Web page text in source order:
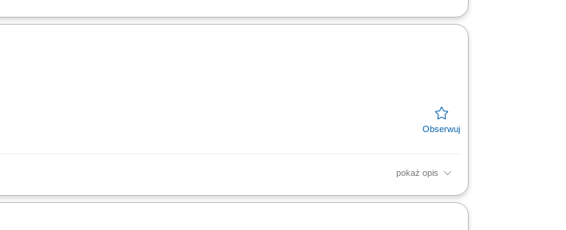
oraz odpływów; Montaż grzejników; Układanie ogrzewania podłogowego;
pokaż opis
dokumentacją techniczną. Diagnozowanie i naprawa usterek w istniejących systemach.